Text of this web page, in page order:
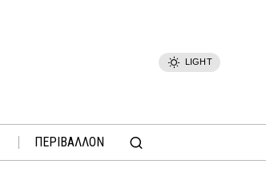
LIGHT
ΠΕΡΙΒΑΛΛΟΝ